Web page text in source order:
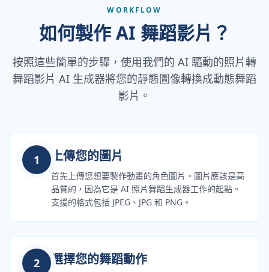
WORKFLOW
如何製作 AI 舞蹈影片？
按照這些簡單的步驟，使用我們的 AI 驅動的照片轉
舞蹈影片 AI 生成器將您的靜態圖像轉換成動態舞蹈
影片。
1 上傳您的圖片
首先上傳您想要製作動畫的角色圖片。圖片應該是高
品質的，因為它是 AI 照片舞蹈生成器工作的起點。
支援的格式包括 JPEG、JPG 和 PNG。
2 選擇您的舞蹈動作